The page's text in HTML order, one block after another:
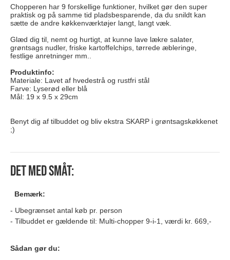
Chopperen har 9 forskellige funktioner, hvilket gør den super
praktisk og på samme tid pladsbesparende, da du snildt kan
sætte de andre køkkenværktøjer langt, langt væk.
Glæd dig til, nemt og hurtigt, at kunne lave lækre salater,
grøntsags nudler, friske kartoffelchips, tørrede æbleringe,
festlige anretninger mm..
Produktinfo:
Materiale: Lavet af hvedestrå og rustfri stål
Farve: Lyserød eller blå
Mål: 19 x 9.5 x 29cm
Benyt dig af tilbuddet og bliv ekstra SKARP i grøntsagskøkkenet
;)
Det med småt:
Bemærk:
Ubegrænset antal køb pr. person
Tilbuddet er gældende til: Multi-chopper 9-i-1, værdi kr. 669,-
Sådan gør du: